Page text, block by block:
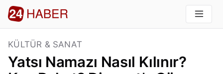
KÜLTÜR & SANAT
Yatsı Namazı Nasıl Kılınır?